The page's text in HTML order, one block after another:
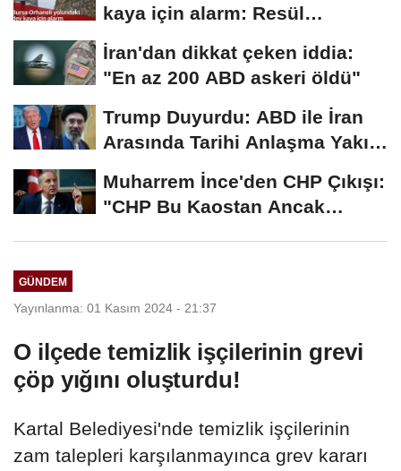
kaya için alarm: Resül
Kaplan'dan yetkililere...
İran'dan dikkat çeken iddia:
"En az 200 ABD askeri öldü"
Trump Duyurdu: ABD ile İran
Arasında Tarihi Anlaşma Yakın!
Muharrem İnce'den CHP Çıkışı:
"CHP Bu Kaostan Ancak
GÜNDEM
Yayınlanma: 01 Kasım 2024 - 21:37
O ilçede temizlik işçilerinin grevi
çöp yığını oluşturdu!
Kartal Belediyesi'nde temizlik işçilerinin
zam talepleri karşılanmayınca grev kararı